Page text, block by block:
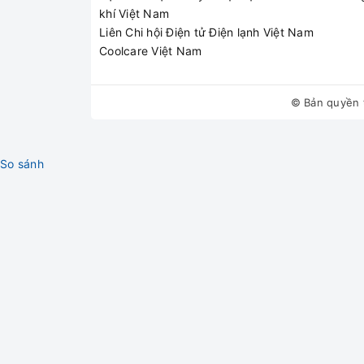
Anh Hoàng - Quận
"Cái điều hòa
thấy thợ đến rất
khí Việt Nam
Liên Chi hội Điện tử Điện lạnh Việt Nam
Coolcare Việt Nam
© Bản quyền
So sánh